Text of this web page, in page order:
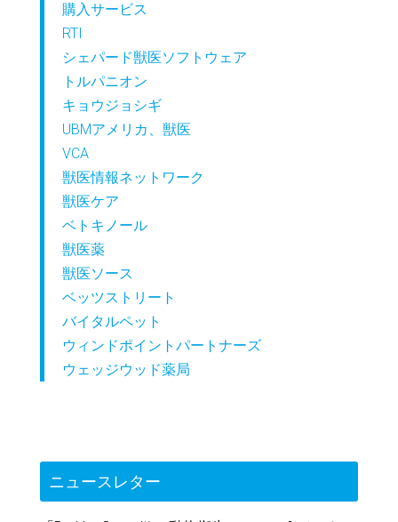
購入サービス
RTI
シェパード獣医ソフトウェア
トルパニオン
キョウジョシギ
UBMアメリカ、獣医
VCA
獣医情報ネットワーク
獣医ケア
ベトキノール
獣医薬
獣医ソース
ベッツストリート
バイタルペット
ウィンドポイントパートナーズ
ウェッジウッド薬局
ニュースレター